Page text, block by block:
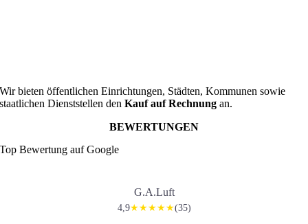
Wir bieten öffentlichen Einrichtungen, Städten, Kommunen sowie
staatlichen Dienststellen denKauf auf Rechnung an.
BEWERTUNGEN
Top Bewertung auf Google
G.A.Luft
4,9★★★★★(35)